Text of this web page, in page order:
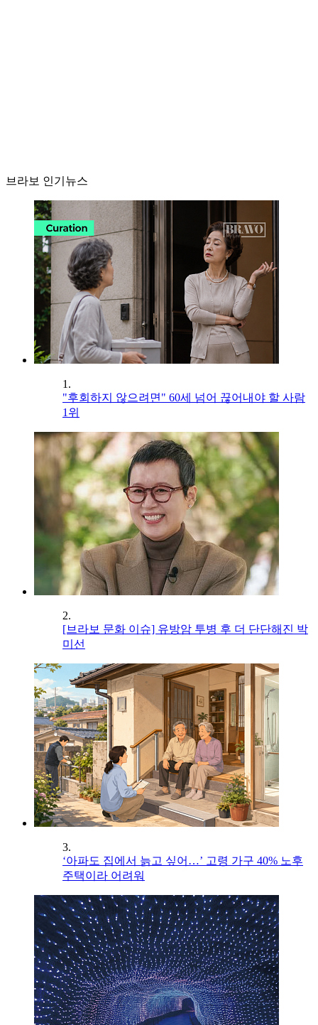
브라보 인기뉴스
1.
"후회하지 않으려면" 60세 넘어 끊어내야 할 사람
1위
2.
[브라보 문화 이슈] 유방암 투병 후 더 단단해진 박
미선
3.
‘아파도 집에서 늙고 싶어…’ 고령 가구 40% 노후
주택이라 어려워